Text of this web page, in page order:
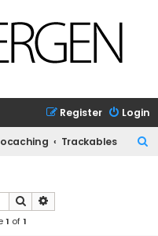
Login
Register
Trackables
Search
1 of1